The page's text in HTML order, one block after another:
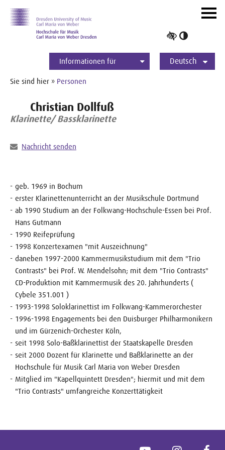
Informationen für
Deutsch
ein-/
Sie sind hier » Personen
Christian Dollfuß
Klarinette/ Bassklarinette
Nachricht senden
geb. 1969 in Bochum
erster Klarinettenunterricht an der Musikschule Dortmund
ab 1990 Studium an der Folkwang-Hochschule-Essen bei Prof.
Hans Gutmann
1990 Reifeprüfung
1998 Konzertexamen "mit Auszeichnung"
daneben 1997-2000 Kammermusikstudium mit dem "Trio
Contrasts" bei Prof. W. Mendelsohn; mit dem "Trio Contrasts"
CD-Produktion mit Kammermusik des 20. Jahrhunderts (
Cybele 351.001 )
1993-1998 Soloklarinettist im Folkwang-Kammerorchester
1996-1998 Engagements bei den Duisburger Philharmonikern
und im Gürzenich-Orchester Köln,
seit 1998 Solo-Baßklarinettist der Staatskapelle Dresden
seit 2000 Dozent für Klarinette und Baßklarinette an der
Hochschule für Musik Carl Maria von Weber Dresden
Mitglied im "Kapellquintett Dresden"; hiermit und mit dem
"Trio Contrasts" umfangreiche Konzerttätigkeit